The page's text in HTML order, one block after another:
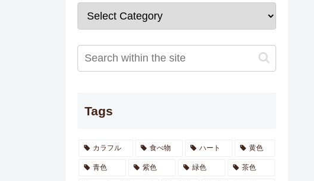
Tags
カラフル 食べ物 ハート 黄色
青色 紫色 緑色 茶色